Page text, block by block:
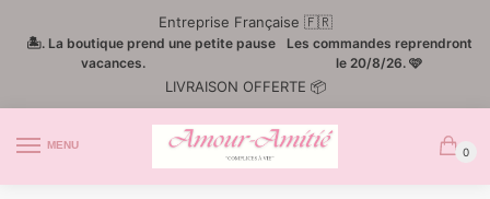
Entreprise Française 🇫🇷
🏝️. La boutique prend une petite pause
vacances.
Les commandes reprendront
le 20/8/26. 🩷
LIVRAISON OFFERTE 📦
MENU
0